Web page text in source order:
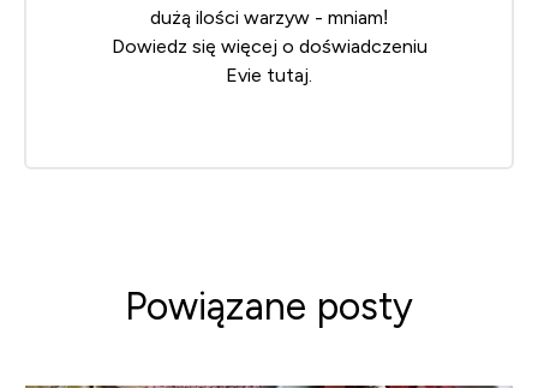
dużą ilości warzyw - mniam!
Dowiedz się więcej o doświadczeniu
Evie tutaj
Powiązane posty